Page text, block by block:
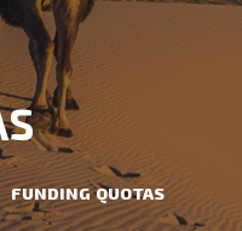
FUNDING QUOTAS